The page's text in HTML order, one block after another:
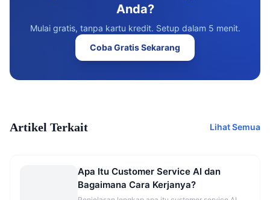
Anda?
Mulai gratis, tanpa kartu kredit. Setup dalam 5 menit.
Coba Gratis Sekarang
Artikel Terkait Lihat Semua
Apa Itu Customer Service AI dan
Bagaimana Cara Kerjanya?